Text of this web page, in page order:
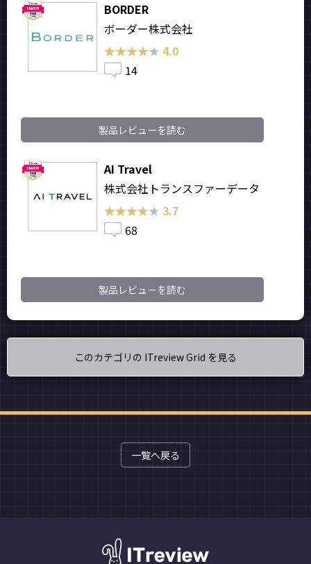
BORDER
ボーダー株式会社
★★★★★
★★★★★ 4.0
14
製品レビューを読む
AI Travel
株式会社トランスファーデータ
★★★★★
★★★★★ 3.7
68
製品レビューを読む
このカテゴリの ITreview Grid を見る
一覧へ戻る